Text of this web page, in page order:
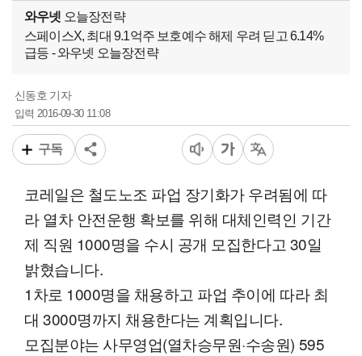
와우넷 오늘장전략
스페이스X, 최대 9.1억주 보호예수 해제 우려 딛고 6.14%
급등 - 와우넷 오늘장전략
신동호 기자
입력2016-09-30 11:08
구독
코레일은 철도노조 파업 장기화가 우려됨에 따
라 열차 안전운행 확보를 위해 대체인력인 기간
제 직원 1000명을 수시 공개 모집한다고 30일
밝혔습니다.
1차로 1000명을 채용하고 파업 추이에 따라 최
대 3000명까지 채용한다는 계획입니다.
모집분야는 사무영업(열차승무원·수송원) 595